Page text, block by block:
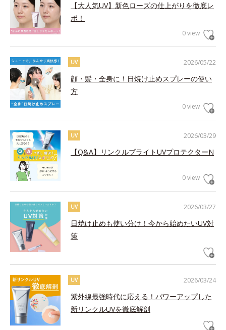
【大人気UV】新色ローズの仕上がりを徹底レ
ポ！
0 view
2026/05/22
UV
顔・髪・全身に！日焼け止めスプレーの使い
方
0 view
2026/03/29
UV
【Q&A】リンクルブライトUVプロテクターN
0 view
2026/03/27
UV
日焼け止めも使い分け！今から始めたいUV対
策
2026/03/24
UV
紫外線最強時代に応える！パワーアップした
新リンクルUVを徹底解剖